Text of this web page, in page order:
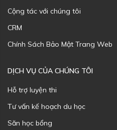
Cộng tác với chúng tôi
CRM
Chính Sách Bảo Mật Trang Web
DỊCH VỤ CỦA CHÚNG TÔI
Hỗ trợ luyện thi
Tư vấn kế hoạch du học
Săn học bổng